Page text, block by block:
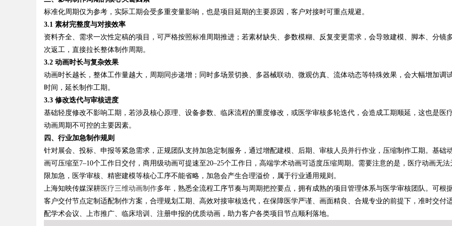
标准化周期仅为参考，实际工期会受多重变量影响，也是项目延期的主要原因，客户对接时可重点规避。
3.1 素材完整度与对接效率
资料齐全、需求一次性定稿的项目，可严格按照标准周期推进；若素材缺失、参数模糊、反复变更需求，会导致建模、脚本、分镜
次返工，直接拉长整体制作周期。
3.2 动画时长与复杂效果
动画时长越长，整体工作量越大，周期同步递增；同时多场景切换、多器械联动、微观仿真、流体动态等特殊效果，会大幅增加调
时间，延长制作工期。
3.3 修改迭代与审核进度
基础轻度修改不影响工期，若涉及核心原理、设备参数、临床流程的重度修改，或医学审核多轮迭代，会造成工期顺延，这也是医
动画周期不可控的主要因素。
四、行业加急制作规则
针对展会、投标、申报等紧急需求，正规团队支持加急定制服务，通过增配建模、后期、审核人员并行作业，压缩制作工期。基础
画可压缩至7–10个工作日交付，商用级动画可提速至20–25个工作日，高端学术动画可适度压缩周期。需要注意的是，医疗动画无法
限加急，医学审核、精密建模等核心工序不能省略，加急会产生合理溢价，属于行业通用规则。
上海知映传媒深耕 医疗三维动画制作多年，熟悉全流程工序节奏与周期把控要点，拥有成熟的项目管理体系与医学审核团队。可根
客户交付节点定制适配制作方案，合理规划工期、高效对接审核迭代，在保障医学严谨、画面精良、合规专业的前提下，准时交付
配学术会议、上市推广、临床培训、注册申报的优质动画，助力客户各类项目节点顺利落地。